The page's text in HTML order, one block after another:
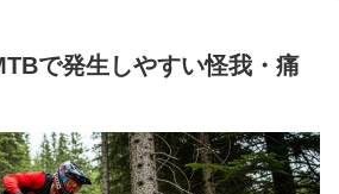
で発生しやすい怪我・痛